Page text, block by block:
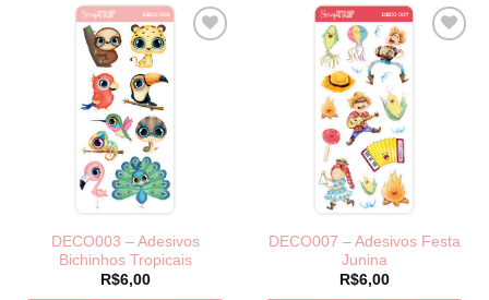
DECO003 – Adesivos
Bichinhos Tropicais
R$6,00
DECO007 – Adesivos Festa
Junina
R$6,00